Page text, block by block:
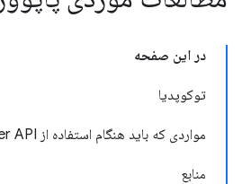
در این صفحه
توکوپدیا
مواردی که باید هنگام استفاده از Popover API در نظر بگیرید
منابع